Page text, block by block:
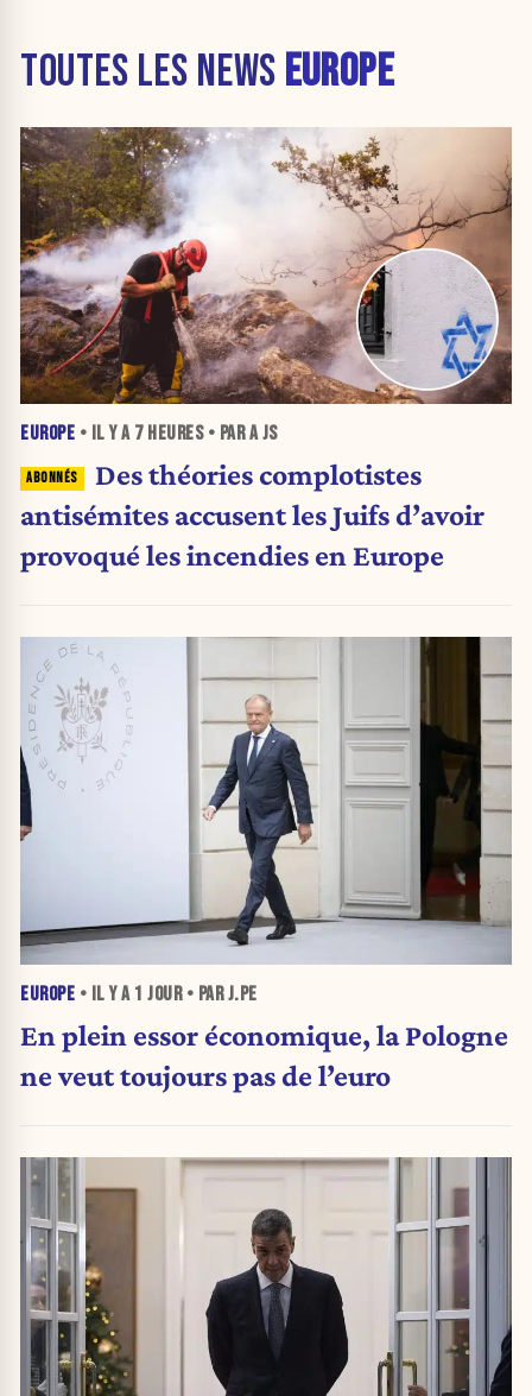
TOUTES LES NEWS EUROPE
EUROPE • IL Y A 7 HEURES• PAR A JS
Des théories complotistes
antisémites accusent les Juifs d’avoir
provoqué les incendies en Europe
EUROPE • IL Y A 1 JOUR• PAR J.PE
En plein essor économique, la Pologne
ne veut toujours pas de l’euro